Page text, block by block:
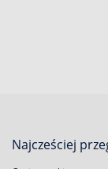
Najcześciej